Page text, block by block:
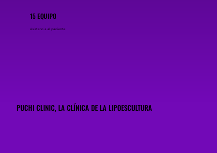
PUCHI CLINIC, LA CLÍNICA DE LA LIPOESCULTURA
15 EQUIPO
Asistencia al paciente